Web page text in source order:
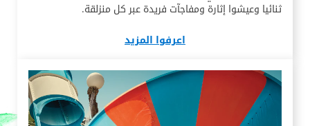
ثنائيا وعيشوا إثارة ومفاجآت فريدة عبر كل منزلقة.
اعرفوا المزيد